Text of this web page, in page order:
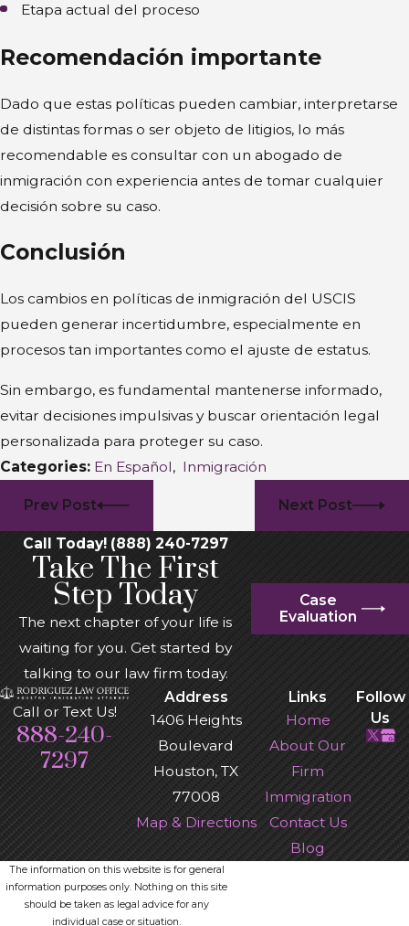
Etapa actual del proceso
Recomendación importante
Dado que estas políticas pueden cambiar, interpretarse
de distintas formas o ser objeto de litigios, lo más
recomendable es consultar con un abogado de
inmigración con experiencia antes de tomar cualquier
decisión sobre su caso.
Conclusión
Los cambios en políticas de inmigración del USCIS
pueden generar incertidumbre, especialmente en
procesos tan importantes como el ajuste de estatus.
Sin embargo, es fundamental mantenerse informado,
evitar decisiones impulsivas y buscar orientación legal
personalizada para proteger su caso.
Categories: En Español, Inmigración
Prev Post Next Post
Call Today! (888) 240-7297
Take The First
Step Today
The next chapter of your life is
waiting for you. Get started by
talking to our law firm today.
Case
Evaluation
Call or Text Us!
888-240-
7297
Address
1406 Heights
Boulevard
Houston, TX
77008
Map & Directions
Links
Home
About Our
Firm
Immigration
Contact Us
Blog
Follow
Us
The information on this website is for general
information purposes only. Nothing on this site
should be taken as legal advice for any
individual case or situation.